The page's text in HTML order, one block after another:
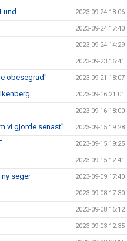
2023-09-24 18:06
2023-09-24 17:40
2023-09-24 14:29
2023-09-23 16:41
obesegrad" 2023-09-21 18:07
2023-09-16 21:01
2023-09-16 18:00
vi gjorde senast” 2023-09-15 19:28
2023-09-15 19:25
2023-09-15 12:41
seger 2023-09-09 17:40
2023-09-08 17:30
2023-09-08 16:12
2023-09-03 12:35